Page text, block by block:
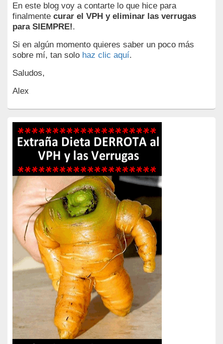
En este blog voy a contarte lo que hice para
finalmente curar el VPH y eliminar las verrugas
para SIEMPRE!.
Si en algún momento quieres saber un poco más
sobre mí, tan solo haz clic aquí.
Saludos,
Alex